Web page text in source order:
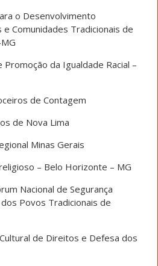
o Desenvolvimento
Comunidades Tradicionais de
Promoção da Igualdade Racial –
de Contagem
de Nova Lima
Minas Gerais
– Belo Horizonte – MG
Nacional de Segurança
Povos Tradicionais de
de Direitos e Defesa dos